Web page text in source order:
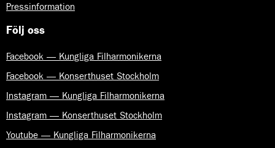
Pressinformation
Följ oss
Facebook — Kungliga Filharmonikerna
Facebook — Konserthuset Stockholm
Instagram — Kungliga Filharmonikerna
Instagram — Konserthuset Stockholm
Youtube — Kungliga Filharmonikerna